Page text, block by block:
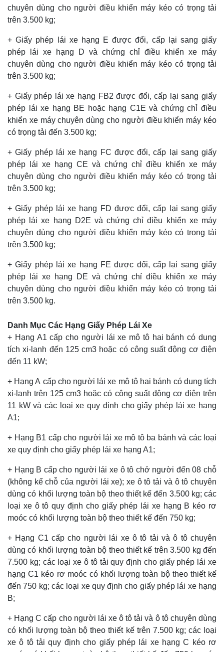
chuyên dùng cho người điều khiển máy kéo có trọng tải
trên 3.500 kg;
+ Giấy phép lái xe hạng E được đổi, cấp lại sang giấy
phép lái xe hạng D và chứng chỉ điều khiển xe máy
chuyên dùng cho người điều khiển máy kéo có trọng tải
trên 3.500 kg;
+ Giấy phép lái xe hạng FB2 được đổi, cấp lại sang giấy
phép lái xe hạng BE hoặc hạng C1E và chứng chỉ điều
khiển xe máy chuyên dùng cho người điều khiển máy kéo
có trọng tải đến 3.500 kg;
+ Giấy phép lái xe hạng FC được đổi, cấp lại sang giấy
phép lái xe hạng CE và chứng chỉ điều khiển xe máy
chuyên dùng cho người điều khiển máy kéo có trọng tải
trên 3.500 kg;
+ Giấy phép lái xe hạng FD được đổi, cấp lại sang giấy
phép lái xe hạng D2E và chứng chỉ điều khiển xe máy
chuyên dùng cho người điều khiển máy kéo có trọng tải
trên 3.500 kg;
+ Giấy phép lái xe hạng FE được đổi, cấp lại sang giấy
phép lái xe hạng DE và chứng chỉ điều khiển xe máy
chuyên dùng cho người điều khiển máy kéo có trọng tải
trên 3.500 kg.
Danh Mục Các Hạng Giấy Phép Lái Xe
+ Hạng A1 cấp cho người lái xe mô tô hai bánh có dung
tích xi-lanh đến 125 cm3 hoặc có công suất động cơ điện
đến 11 kW;
+ Hạng A cấp cho người lái xe mô tô hai bánh có dung tích
xi-lanh trên 125 cm3 hoặc có công suất động cơ điện trên
11 kW và các loại xe quy định cho giấy phép lái xe hạng
A1;
+ Hạng B1 cấp cho người lái xe mô tô ba bánh và các loại
xe quy định cho giấy phép lái xe hạng A1;
+ Hạng B cấp cho người lái xe ô tô chở người đến 08 chỗ
(không kể chỗ của người lái xe); xe ô tô tải và ô tô chuyên
dùng có khối lượng toàn bộ theo thiết kế đến 3.500 kg; các
loại xe ô tô quy định cho giấy phép lái xe hạng B kéo rơ
moóc có khối lượng toàn bộ theo thiết kế đến 750 kg;
+ Hạng C1 cấp cho người lái xe ô tô tải và ô tô chuyên
dùng có khối lượng toàn bộ theo thiết kế trên 3.500 kg đến
7.500 kg; các loại xe ô tô tải quy định cho giấy phép lái xe
hạng C1 kéo rơ moóc có khối lượng toàn bộ theo thiết kế
đến 750 kg; các loại xe quy định cho giấy phép lái xe hạng
B;
+ Hạng C cấp cho người lái xe ô tô tải và ô tô chuyên dùng
có khối lượng toàn bộ theo thiết kế trên 7.500 kg; các loại
xe ô tô tải quy định cho giấy phép lái xe hạng C kéo rơ